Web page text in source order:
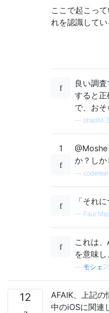
ここで起こっ
れを認識して
良い調
すると
で、お
ohadM
1
か？し
「それ
— Paul
これは
を意味し
モシェ
12
AFAIK、上記の
中のiOSに関連